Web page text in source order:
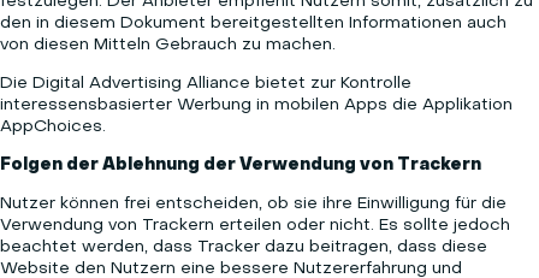
den in diesem Dokument bereitgestellten Informationen auch
von diesen Mitteln Gebrauch zu machen.
Die Digital Advertising Alliance bietet zur Kontrolle
interessensbasierter Werbung in mobilen Apps die Applikation
AppChoices.
Folgen der Ablehnung der Verwendung von Trackern
Nutzer können frei entscheiden, ob sie ihre Einwilligung für die
Verwendung von Trackern erteilen oder nicht. Es sollte jedoch
beachtet werden, dass Tracker dazu beitragen, dass diese
Website den Nutzern eine bessere Nutzererfahrung und